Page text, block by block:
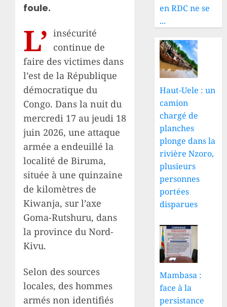
foule.
L’ insécurité
continue de
faire des victimes dans
l’est de la République
démocratique du
Congo. Dans la nuit du
mercredi 17 au jeudi 18
juin 2026, une attaque
armée a endeuillé la
localité de Biruma,
située à une quinzaine
de kilomètres de
Kiwanja, sur l’axe
Goma-Rutshuru, dans
la province du Nord-
Kivu.
Selon des sources
locales, des hommes
armés non identifiés
en RDC ne se
...
Haut-Uele : un
camion
chargé de
planches
plonge dans la
rivière Nzoro,
plusieurs
personnes
portées
disparues
Mambasa :
face à la
persistance